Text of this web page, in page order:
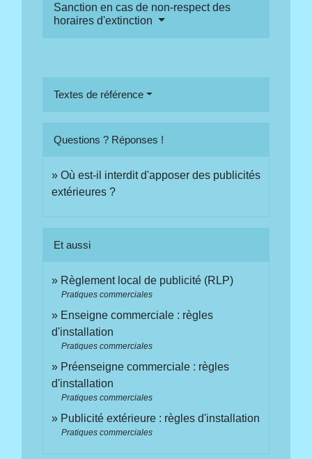
Sanction en cas de non-respect des
horaires d'extinction
Textes de référence
Questions ? Réponses !
Où est-il interdit d'apposer des publicités
extérieures ?
Et aussi
Règlement local de publicité (RLP)
Pratiques commerciales
Enseigne commerciale : règles
d'installation
Pratiques commerciales
Préenseigne commerciale : règles
d'installation
Pratiques commerciales
Publicité extérieure : règles d'installation
Pratiques commerciales